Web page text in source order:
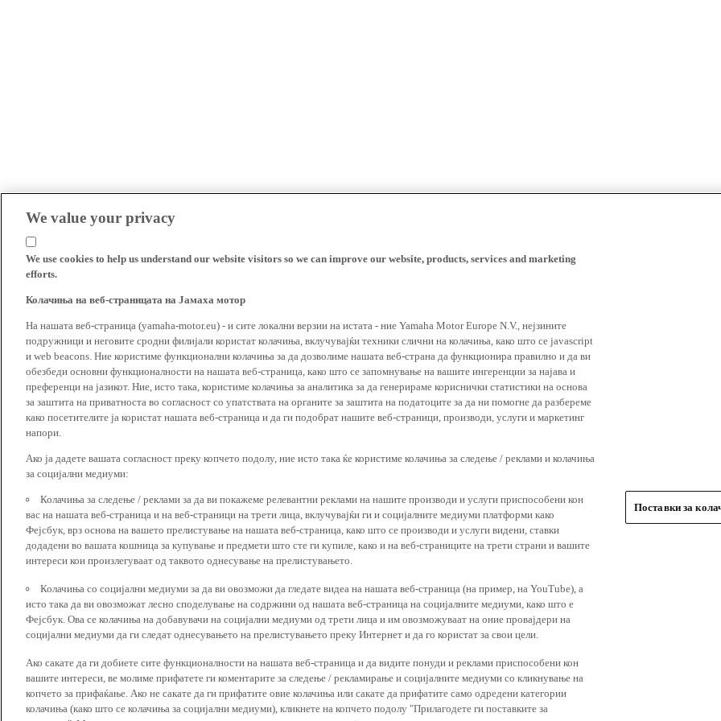
We value your privacy
We use cookies to help us understand our website visitors so we can improve our website, products, services and marketing
efforts.
Колачиња на веб-страницата на Јамаха мотор
На нашата веб-страница (yamaha-motor.eu) - и сите локални верзии на истата - ние Yamaha Motor Europe N.V., нејзините
подружници и неговите сродни филијали користат колачиња, вклучувајќи техники слични на колачиња, како што се javascript
и web beacons. Ние користиме функционални колачиња за да дозволиме нашата веб-страна да функционира правилно и да ви
обезбеди основни функционалности на нашата веб-страница, како што се запомнување на вашите ингеренции за најава и
преференци на јазикот. Ние, исто така, користиме колачиња за аналитика за да генерираме кориснички статистики на основа
за заштита на приватноста во согласност со упатствата на органите за заштита на податоците за да ни помогне да разбереме
како посетителите ја користат нашата веб-страница и да ги подобрат нашите веб-страници, производи, услуги и маркетинг
напори.
Ако ја дадете вашата согласност преку копчето подолу, ние исто така ќе користиме колачиња за следење / реклами и колачиња
за социјални медиуми:
Колачиња за следење / реклами за да ви покажеме релевантни реклами на нашите производи и услуги приспособени кон
вас на нашата веб-страница и на веб-страници на трети лица, вклучувајќи ги и социјалните медиуми платформи како
Фејсбук, врз основа на вашето прелистување на нашата веб-страница, како што се производи и услуги видени, ставки
додадени во вашата кошница за купување и предмети што сте ги купиле, како и на веб-страниците на трети страни и вашите
интереси кои произлегуваат од таквото однесување на прелистувањето.
Колачиња со социјални медиуми за да ви овозможи да гледате видеа на нашата веб-страница (на пример, на YouTube), а
исто така да ви овозможат лесно споделување на содржини од нашата веб-страница на социјалните медиуми, како што е
Фејсбук. Ова се колачиња на добавувачи на социјални медиуми од трети лица и им овозможуваат на оние провајдери на
социјални медиуми да ги следат однесувањето на прелистувањето преку Интернет и да го користат за свои цели.
Ако сакате да ги добиете сите функционалности на нашата веб-страница и да видите понуди и реклами приспособени кон
вашите интереси, ве молиме прифатете ги коментарите за следење / рекламирање и социјалните медиуми со кликнување на
копчето за прифаќање. Ако не сакате да ги прифатите овие колачиња или сакате да прифатите само одредени категории
колачиња (како што се колачиња за социјални медиуми), кликнете на копчето подолу "Прилагодете ги поставките за
Поставки за